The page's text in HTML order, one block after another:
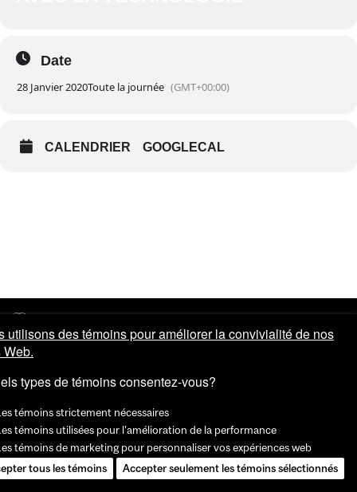
Date
28 Janvier 2020Toute la journée (GMT+00:00)
CALENDRIER GOOGLECAL
utilisons des témoins pour améliorer la convivialité de nos
types de témoins consentez-vous?
témoins strictement nécessaires
témoins utilisées pour l'amélioration de la performance
témoins de marketing pour personnaliser vos expériences web
tous les témoins
Accepter seulement les témoins sélectionnés